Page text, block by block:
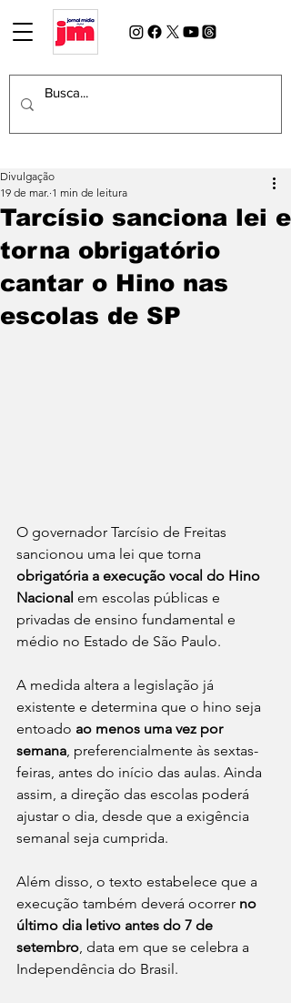
Tarcísio sanciona lei e
torna obrigatório
cantar o Hino nas
escolas de SP
Divulgação
19 de mar. 1 min de leitura
O governador Tarcísio de Freitas
sancionou uma lei que torna
obrigatória a execução vocal do Hino
Nacional em escolas públicas e
privadas de ensino fundamental e
médio no Estado de São Paulo.
A medida altera a legislação já
existente e determina que o hino seja
entoado ao menos uma vez por
semana, preferencialmente às sextas-
feiras, antes do início das aulas. Ainda
assim, a direção das escolas poderá
ajustar o dia, desde que a exigência
semanal seja cumprida.
Além disso, o texto estabelece que a
execução também deverá ocorrer no
último dia letivo antes do 7 de
setembro, data em que se celebra a
Independência do Brasil.